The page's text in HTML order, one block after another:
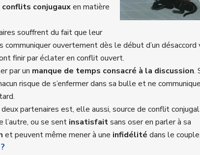
conflits conjugauxen matière
souffrent du fait que leur
communiquer ouvertement dès le début d’un désaccord
finir par éclater en conflit ouvert.
par un manque de temps consacré à la discussion.
risque de s’enfermer dans sa bulle et ne
partenaires est, elle aussi, source de conflit
l’autre, ou se sent insatisfaitsans oser en parler à sa
et peuvent même mener à une infidélité dans le